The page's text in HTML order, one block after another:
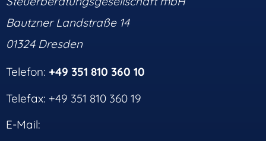
Bautzner Landstraße 14
01324 Dresden
Telefon: +49 351 810 360 10
Telefax: +49 351 810 360 19
E-Mail: